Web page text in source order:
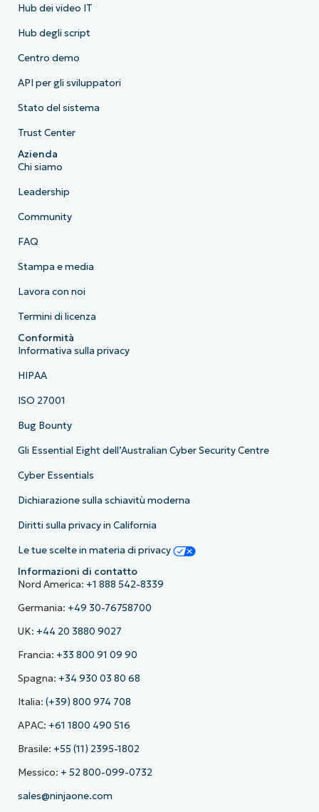
Hub dei video IT
Hub degli script
Centro demo
API per gli sviluppatori
Stato del sistema
Trust Center
Azienda
Chi siamo
Leadership
Community
FAQ
Stampa e media
Lavora con noi
Termini di licenza
Conformità
Informativa sulla privacy
HIPAA
ISO 27001
Bug Bounty
Gli Essential Eight dell’Australian Cyber Security Centre
Cyber Essentials
Dichiarazione sulla schiavitù moderna
Diritti sulla privacy in California
Le tue scelte in materia di privacy
Informazioni di contatto
Nord America: +1 888 542-8339
Germania: +49 30-76758700
UK: +44 20 3880 9027
Francia: +33 800 91 09 90
Spagna: +34 930 03 80 68
Italia: (+39) 800 974 708
APAC: +61 1800 490 516
Brasile: +55 (11) 2395-1802
Messico: + 52 800-099-0732
sales@ninjaone.com